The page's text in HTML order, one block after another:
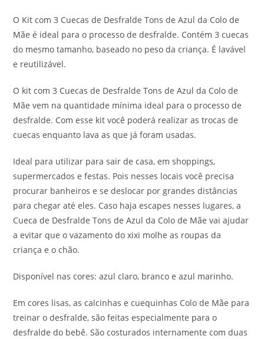
O Kit com 3 Cuecas de Desfralde Tons de Azul da Colo de
Mãe é ideal para o processo de desfralde. Contém 3 cuecas
do mesmo tamanho, baseado no peso da criança. É lavável
e reutilizável.
O kit com 3 Cuecas de Desfralde Tons de Azul da Colo de
Mãe vem na quantidade mínima ideal para o processo de
desfralde. Com esse kit você poderá realizar as trocas de
cuecas enquanto lava as que já foram usadas.
Ideal para utilizar para sair de casa, em shoppings,
supermercados e festas. Pois nesses locais você precisa
procurar banheiros e se deslocar por grandes distâncias
para chegar até eles. Caso haja escapes nesses lugares, a
Cueca de Desfralde Tons de Azul da Colo de Mãe vai ajudar
a evitar que o vazamento do xixi molhe as roupas da
criança e o chão.
Disponível nas cores: azul claro, branco e azul marinho.
Em cores lisas, as calcinhas e cuequinhas Colo de Mãe para
treinar o desfralde, são feitas especialmente para o
desfralde do bebê. São costurados internamente com duas